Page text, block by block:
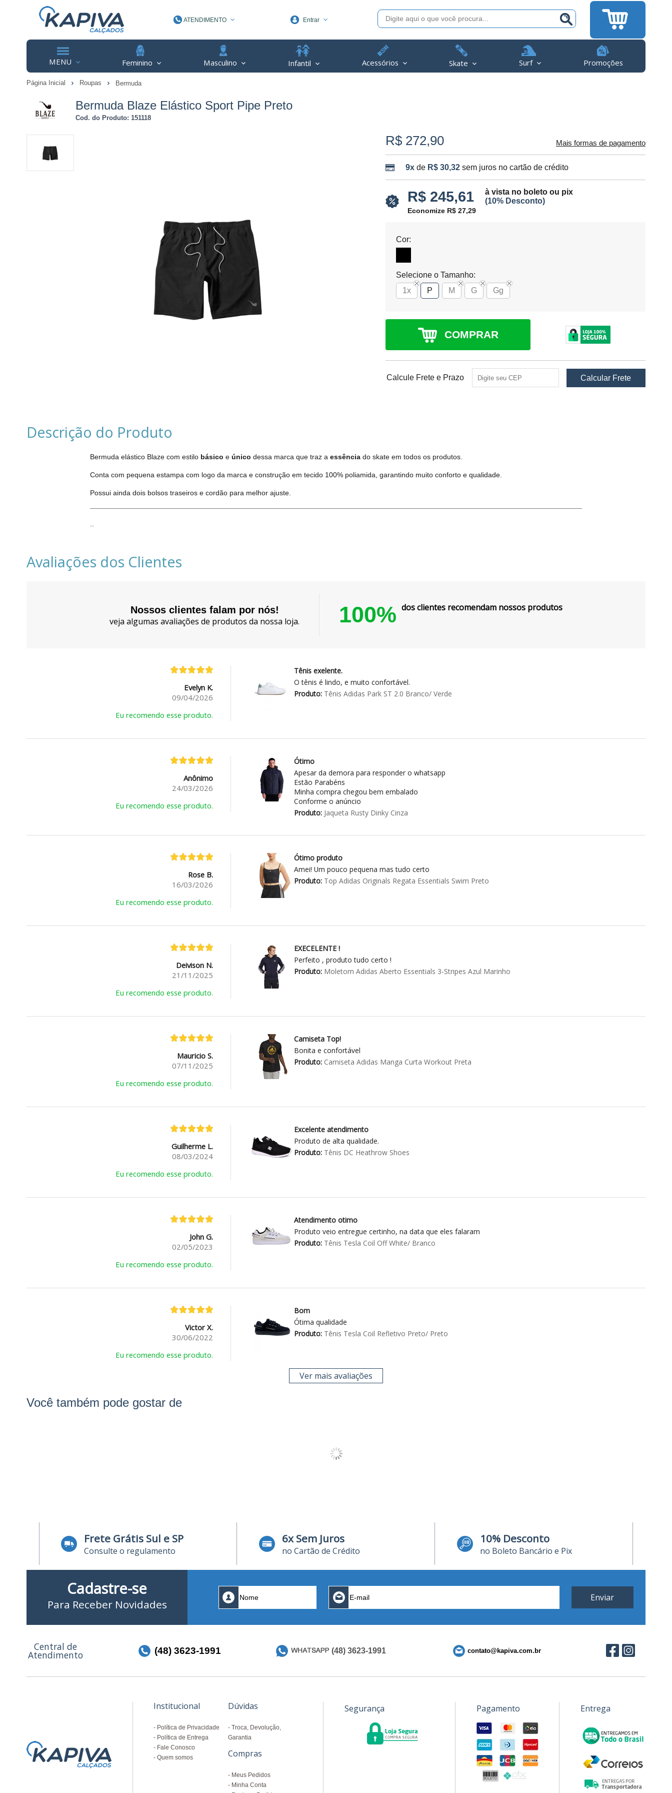
ATENDIMENTO
(48) 3623-1991
Entrar
MENU Feminino Masculino Infantil Acessórios Skate Surf Promoções
Página Inicial Roupas Bermuda
Bermuda Blaze Elástico Sport Pipe Preto
Cod. do Produto: 151118
R$ 272,90 Mais formas de pagamento
9x de R$ 30,32 sem juros no cartão de crédito
R$ 245,61
à vista no boleto ou pix
(10% Desconto)
Economize R$ 27,29
Cor:
Selecione o Tamanho:
1x
P M G Gg
COMPRAR
Calcule Frete e Prazo
Descrição do Produto
Bermuda elástico Blaze com estilo básico e único dessa marca que traz a essência do skate em todos os produtos.
Conta com pequena estampa com logo da marca e construção em tecido 100% poliamida, garantindo muito conforto e qualidade.
Possui ainda dois bolsos traseiros e cordão para melhor ajuste.
..
Avaliações dos Clientes
Nossos clientes falam por nós!
veja algumas avaliações de produtos da nossa loja.
100% dos clientes recomendam nossos produtos
Evelyn K.
09/04/2026
Eu recomendo esse produto.
Tênis exelente.
O tênis é lindo, e muito confortável.
Produto:Tênis Adidas Park ST 2.0 Branco/ Verde
Anônimo
24/03/2026
Eu recomendo esse produto.
Ótimo
Apesar da demora para responder o whatsapp
Estão Parabéns
Minha compra chegou bem embalado
Conforme o anúncio
Produto:Jaqueta Rusty Dinky Cinza
Rose B.
16/03/2026
Eu recomendo esse produto.
Ótimo produto
Amei! Um pouco pequena mas tudo certo
Produto:Top Adidas Originals Regata Essentials Swim Preto
Deivison N.
21/11/2025
Eu recomendo esse produto.
EXECELENTE !
Perfeito , produto tudo certo !
Produto:Moletom Adidas Aberto Essentials 3-Stripes Azul Marinho
Mauricio S.
07/11/2025
Eu recomendo esse produto.
Camiseta Top!
Bonita e confortável
Produto:Camiseta Adidas Manga Curta Workout Preta
Guilherme L.
08/03/2024
Eu recomendo esse produto.
Excelente atendimento
Produto de alta qualidade.
Produto:Tênis DC Heathrow Shoes
John G.
02/05/2023
Eu recomendo esse produto.
Atendimento otimo
Produto veio entregue certinho, na data que eles falaram
Produto:Tênis Tesla Coil Off White/ Branco
Victor X.
30/06/2022
Eu recomendo esse produto.
Bom
Ótima qualidade
Produto:Tênis Tesla Coil Refletivo Preto/ Preto
Ver mais avaliações
Você também pode gostar de
Frete Grátis Sul e SP
Consulte o regulamento
6x Sem Juros
no Cartão de Crédito
10% Desconto
no Boleto Bancário e Pix
Cadastre-se
Para Receber Novidades
Central de
Atendimento (48) 3623-1991 (48) 3623-1991 contato@kapiva.com.br
Institucional
Política de Privacidade
Política de Entrega
Fale Conosco
Quem somos
Dúvidas
Troca, Devolução,
Garantia
Compras
Meus Pedidos
Minha Conta
Segurança Pagamento Entrega